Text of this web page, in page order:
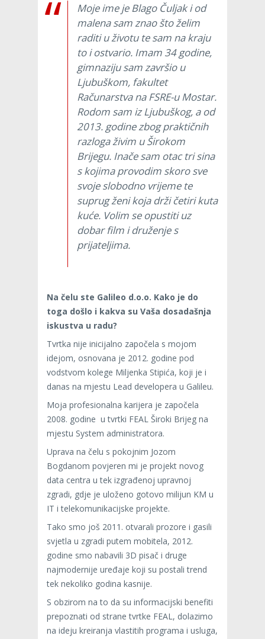
Moje ime je Blago Čuljak i od
malena sam znao što želim
raditi u životu te sam na kraju
to i ostvario. Imam 34 godine,
gimnaziju sam završio u
Ljubuškom, fakultet
Računarstva na FSRE-u Mostar.
Rodom sam iz Ljubuškog, a od
2013. godine zbog praktičnih
razloga živim u Širokom
Brijegu. Inače sam otac tri sina
s kojima provodim skoro sve
svoje slobodno vrijeme te
suprug ženi koja drži četiri kuta
kuće. Volim se opustiti uz
dobar film i druženje s
prijateljima.
Na čelu ste Galileo d.o.o. Kako je do
toga došlo i kakva su Vaša dosadašnja
iskustva u radu?
Tvrtka nije inicijalno započela s mojom
idejom, osnovana je 2012. godine pod
vodstvom kolege Miljenka Stipića, koji je i
danas na mjestu Lead developera u Galileu.
Moja profesionalna karijera je započela
2008. godine u tvrtki FEAL Široki Brijeg na
mjestu System administratora.
Uprava na čelu s pokojnim Jozom
Bogdanom povjeren mi je projekt novog
data centra u tek izgrađenoj upravnoj
zgradi, gdje je uloženo gotovo milijun KM u
IT i telekomunikacijske projekte.
Tako smo još 2011. otvarali prozore i gasili
svjetla u zgradi putem mobitela, 2012.
godine smo nabavili 3D pisač i druge
najmodernije uređaje koji su postali trend
tek nekoliko godina kasnije.
S obzirom na to da su informacijski benefiti
prepoznati od strane tvrtke FEAL, dolazimo
na ideju kreiranja vlastitih programa i usluga,